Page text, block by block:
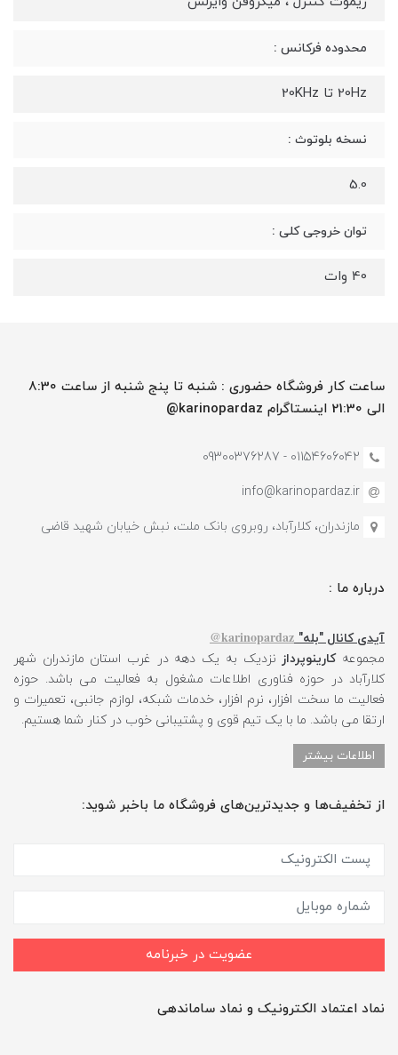
محدوده فرکانس :
20Hz تا 20KHz
نسخه بلوتوث :
5.0
توان خروجی کلی :
40 وات
ساعت کار فروشگاه حضوری : شنبه تا پنج شنبه از ساعت 8:30
الی 21:30 اینستاگرام karinopardaz@
01154606042 - 09300376287
info@karinopardaz.ir
مازندران، کلارآباد، روبروی بانک ملت، نبش خیابان شهید قاضی
درباره ما :
آیدی کانال "بله" karinopardaz@
مجموعهکارینوپرداز نزدیک به یک دهه در غرب استان مازندران شهر
کلارآباد در حوزه فناوری اطلاعات مشغول به فعالیت می باشد. حوزه
فعالیت ما سخت افزار، نرم افزار، خدمات شبکه، لوازم جانبی، تعمیرات و
ارتقا می باشد. ما با یک تیم قوی و پشتیبانی خوب در کنار شما هستیم.
اطلاعات بیشتر
از تخفیف‌ها و جدیدترین‌های فروشگاه ما باخبر شوید:
عضویت در خبرنامه
نماد اعتماد الکترونیک و نماد ساماندهی